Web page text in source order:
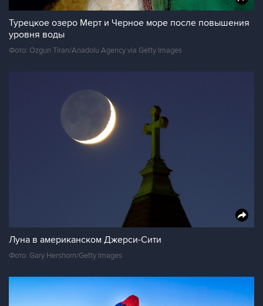
Турецкое озеро Мерт и Черное море после повышения
уровня воды
Фото: Ozgun Tiran/Anadolu Agency via Getty Images
Луна в американском Джерси-Сити
Фото: Gary Hershorn/Getty Images